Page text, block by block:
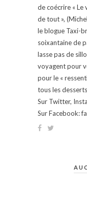
de coécrire «
de tout »,
le blogue Taxi-
soixantaine de
lasse pas de
voyagent pour
pour le «
tous les
Sur Twitter,
Sur Facebook: